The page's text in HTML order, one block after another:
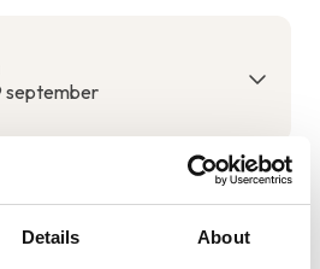
Details About
september